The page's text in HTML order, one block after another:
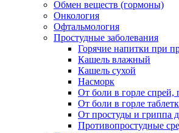
Обмен веществ (гормоны)
Онкология
Офтальмология
Простудные заболевания
Горячие напитки при
Кашель влажный
Кашель сухой
Насморк
От боли в горле спрей,
От боли в горле
От простуды и гриппа
Противопростудные